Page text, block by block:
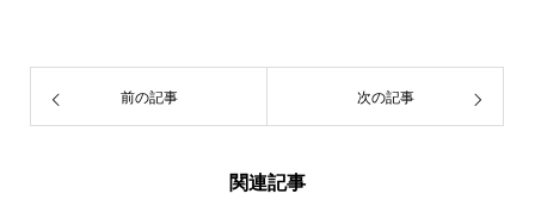
前の記事 次の記事
関連記事